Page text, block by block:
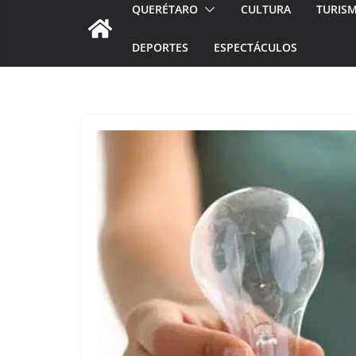
QUERÉTARO CULTURA
DEPORTES ESPECTÁCULOS